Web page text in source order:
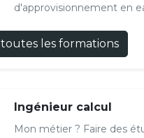
d'approvisionnement en
toutes les formations
Ingénieur calcul
Mon métier ? Faire des